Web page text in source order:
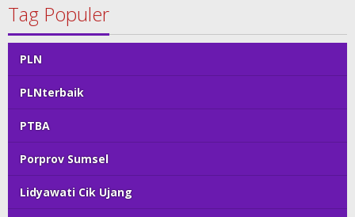
Tag Populer
PLN
PLNterbaik
PTBA
Porprov Sumsel
Lidyawati Cik Ujang